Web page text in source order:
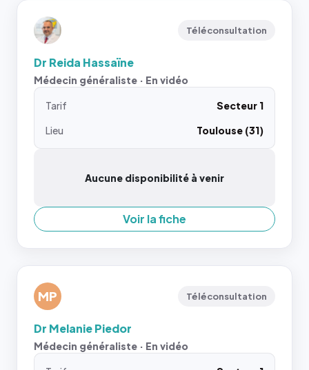
Téléconsultation
Dr Reida Hassaïne
Médecin généraliste · En vidéo
Tarif
Secteur 1
Lieu
Toulouse (31)
Aucune disponibilité à venir
Voir la fiche
MP Téléconsultation
Dr Melanie Piedor
Médecin généraliste · En vidéo